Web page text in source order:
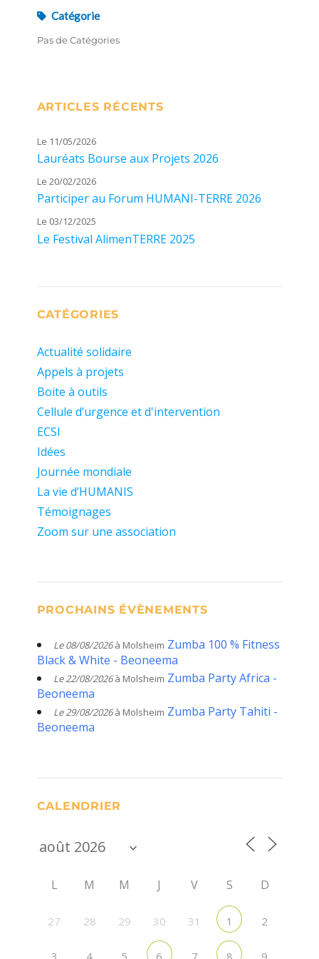
Catégorie
Pas de Catégories
ARTICLES RÉCENTS
Le 11/05/2026
Lauréats Bourse aux Projets 2026
Le 20/02/2026
Participer au Forum HUMANI-TERRE 2026
Le 03/12/2025
Le Festival AlimenTERRE 2025
CATÉGORIES
Actualité solidaire
Appels à projets
Boite à outils
Cellule d’urgence et d'intervention
ECSI
Idées
Journée mondiale
La vie d’HUMANIS
Témoignages
Zoom sur une association
PROCHAINS ÉVÈNEMENTS
Le 08/08/2026à Molsheim Zumba 100 % Fitness
Black & White - Beoneema
Le 22/08/2026à Molsheim Zumba Party Africa -
Beoneema
Le 29/08/2026à Molsheim Zumba Party Tahiti -
Beoneema
CALENDRIER
L M M J V S D
27 28 29 30 31 1 2
3 4 5 7 9